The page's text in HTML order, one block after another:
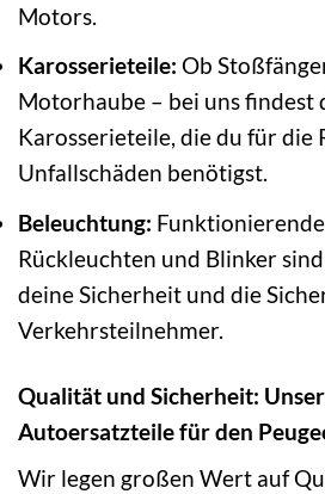
Motors.
Karosserieteile: Ob
Motorhaube – bei uns findest
Karosserieteile, die du für die
Unfallschäden benötigst.
Beleuchtung:
Rückleuchten und Blinker
deine Sicherheit und die
Verkehrsteilnehmer.
Qualität und Sicherheit:
Autoersatzteile für den
Wir legen großen Wert auf